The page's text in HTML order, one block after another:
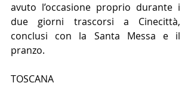
avuto l’occasione proprio durante i
due giorni trascorsi a Cinecittà,
conclusi con la Santa Messa e il
pranzo.
TOSCANA